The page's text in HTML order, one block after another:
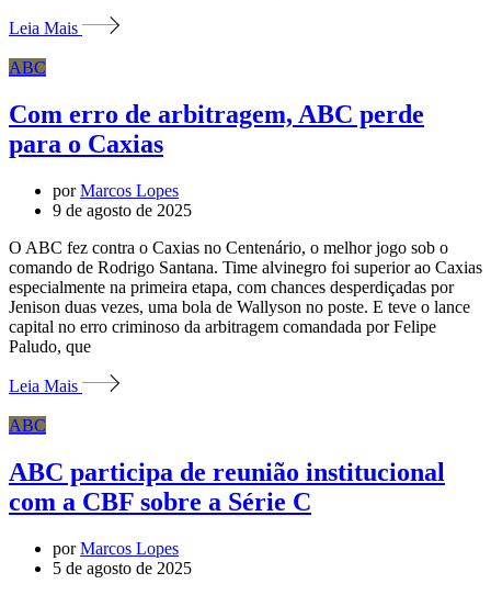
Leia Mais
ABC
Com erro de arbitragem, ABC perde
para o Caxias
porMarcos Lopes
9 de agosto de 2025
O ABC fez contra o Caxias no Centenário, o melhor jogo sob o
comando de Rodrigo Santana. Time alvinegro foi superior ao Caxias
especialmente na primeira etapa, com chances desperdiçadas por
Jenison duas vezes, uma bola de Wallyson no poste. E teve o lance
capital no erro criminoso da arbitragem comandada por Felipe
Paludo, que
Leia Mais
ABC
ABC participa de reunião institucional
com a CBF sobre a Série C
porMarcos Lopes
5 de agosto de 2025